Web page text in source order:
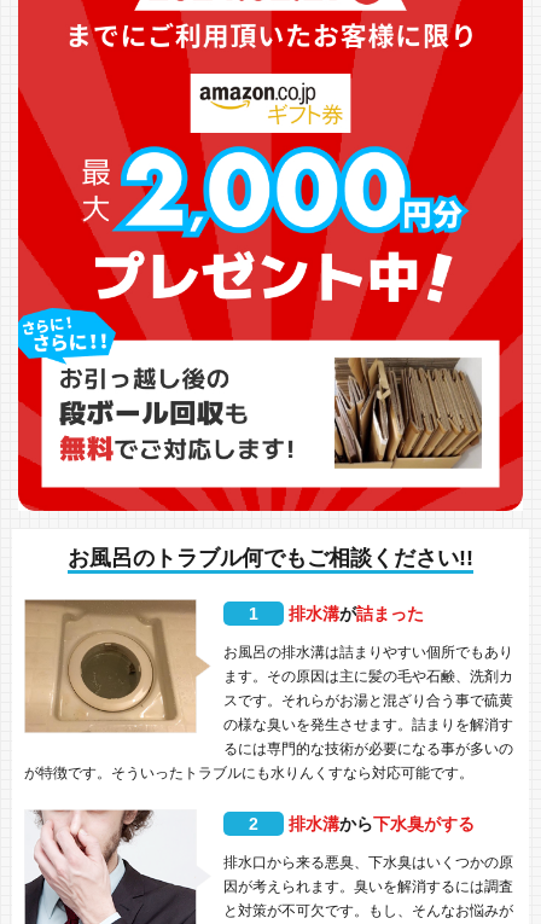
お風呂のトラブル何でもご相談ください!!
1 排水溝が詰まった
お風呂の排水溝は詰まりやすい個所でもあり
ます。その原因は主に髪の毛や石鹸、洗剤カ
スです。それらがお湯と混ざり合う事で硫黄
の様な臭いを発生させます。詰まりを解消す
るには専門的な技術が必要になる事が多いの
が特徴です。そういったトラブルにも水りんくすなら対応可能です。
2 排水溝から下水臭がする
排水口から来る悪臭、下水臭はいくつかの原
因が考えられます。臭いを解消するには調査
と対策が不可欠です。もし、そんなお悩みが